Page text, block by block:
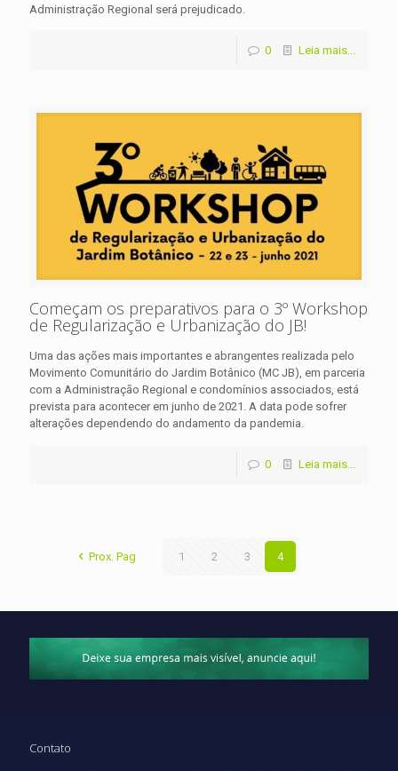
Administração Regional será prejudicado.
0 Leia mais...
Começam os preparativos para o 3º Workshop
de Regularização e Urbanização do JB!
Uma das ações mais importantes e abrangentes realizada pelo
Movimento Comunitário do Jardim Botânico (MC JB), em parceria
com a Administração Regional e condomínios associados, está
prevista para acontecer em junho de 2021. A data pode sofrer
alterações dependendo do andamento da pandemia.
0 Leia mais...
Prox. Pag 1 2 3 4
Contato